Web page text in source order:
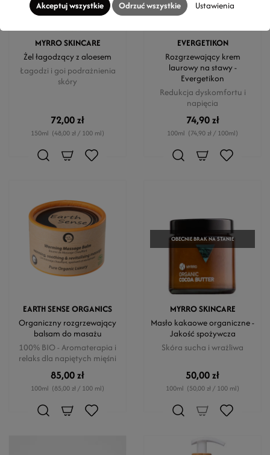
MYRRO SKINCARE
Żel łagodzący z aloesem
Łagodzi i goi podrażnienia
skóry
72,00 zł
150ml (48,00 zł / 100 ml)
EVERGETIKON
Rozgrzewający krem
laurowy na stawy -
Evergetikon
Redukcja dyskomfortu i
napięcia
74,90 zł
100ml (74,90 zł / 100ml)
EARTH SENSE ORGANICS
Organiczny rozgrzewający
balsam do masażu
100% BIO - Aromaterapia i
relaks dla napiętych mięśni
85,00 zł
100ml (85,00 zł / 100 ml)
OBECNIE BRAK NA STANIE
MYRRO SKINCARE
Masło kakaowe organiczne -
Jakość spożywcza
Skóra sucha i wrażliwa
50,00 zł
100ml (50,00 zł / 100 ml)
Akceptuj wszystkie Odrzuć wszystkie Ustawienia